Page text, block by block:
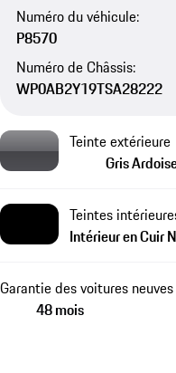
Numéro du véhicule:
P8570
Numéro de Châssis:
WP0AB2Y19TSA28222
Teinte extérieure
Gris
Teintes
Intérieur en Cuir
Garantie des voitures neuves
48 mois